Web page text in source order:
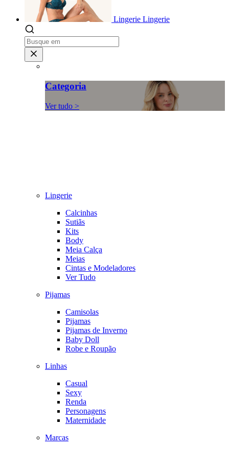
Lingerie Lingerie
Categoria
Ver tudo >
Lingerie
Calcinhas
Sutiãs
Kits
Body
Meia Calça
Meias
Cintas e Modeladores
Ver Tudo
Pijamas
Camisolas
Pijamas
Pijamas de Inverno
Baby Doll
Robe e Roupão
Linhas
Casual
Sexy
Renda
Personagens
Maternidade
Marcas